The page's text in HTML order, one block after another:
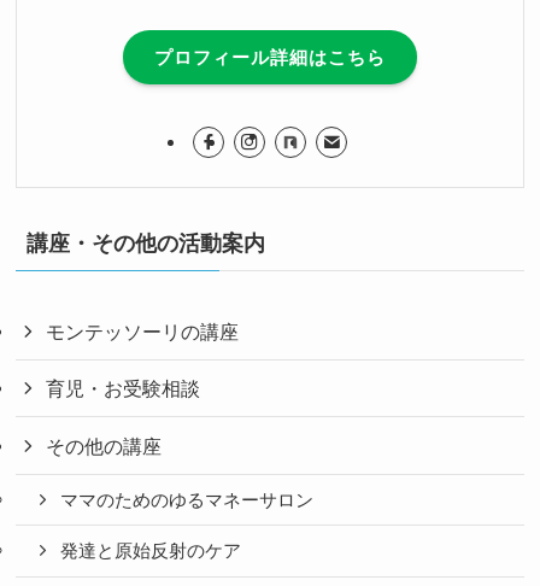
プロフィール詳細はこちら
講座・その他の活動案内
モンテッソーリの講座
育児・お受験相談
その他の講座
ママのためのゆるマネーサロン
発達と原始反射のケア